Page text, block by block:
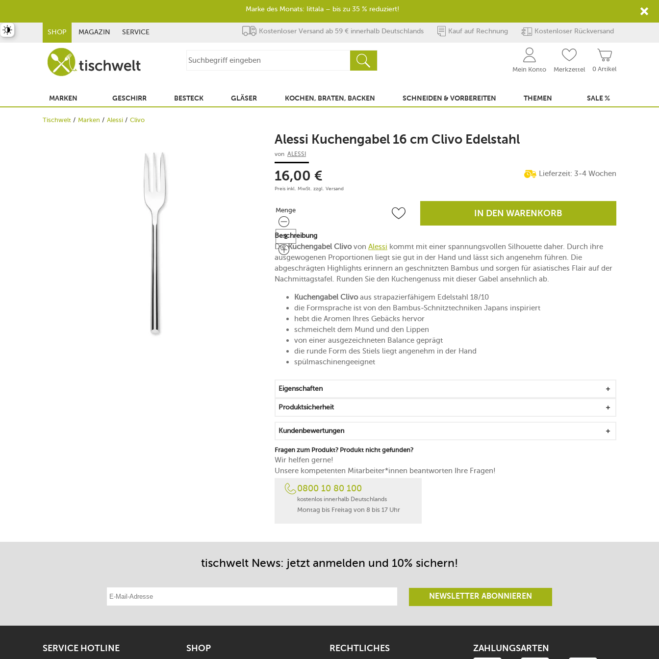
SHOP MAGAZIN SERVICE Kostenloser Versand ab 59 € innerhalb Deutschlands Kauf auf Rechnung Kostenloser Rückversand
0 Artikel
Mein Konto Merkzettel
MARKEN GESCHIRR BESTECK GLÄSER KOCHEN, BRATEN, BACKEN SCHNEIDEN & VORBEREITEN THEMEN SALE %
Tischwelt Marken Alessi Clivo
Alessi Kuchengabel 16 cm Clivo Edelstahl
von ALESSI
16,00 €
Preis inkl. MwSt. zzgl. Versand
Lieferzeit: 3-4 Wochen
Menge
Menge IN DEN WARENKORB
Beschreibung
DieKuchengabel Clivovon Alessi kommt mit einer spannungsvollen Silhouette daher. Durch ihre
ausgewogenen Proportionen liegt sie gut in der Hand und lässt sich angenehm führen. Die
abgeschrägten Highlights erinnern an geschnitzten Bambus und sorgen für asiatisches Flair auf der
Nachmittagstafel. Runden Sie den Kuchengenuss mit dieser Gabel ansehnlich ab.
Kuchengabel Clivoaus strapazierfähigem Edelstahl 18/10
die Formsprache ist von den Bambus-Schnitztechniken Japans inspiriert
hebt die Aromen Ihres Gebäcks hervor
schmeichelt dem Mund und den Lippen
von einer ausgezeichneten Balance geprägt
die runde Form des Stiels liegt angenehm in der Hand
spülmaschinengeeignet
Eigenschaften
Produktsicherheit
Kundenbewertungen
Fragen zum Produkt? Produkt nicht gefunden?
Wir helfen gerne!
Unsere kompetenten Mitarbeiter*innen beantworten Ihre Fragen!
0800 10 80 100
kostenlos innerhalb Deutschlands
Montag bis Freitag von 8 bis 17 Uhr
tischwelt News: jetzt anmelden und 10% sichern!
E-Mail-Adresse eintragen
NEWSLETTER ABONNIEREN
SERVICE HOTLINE SHOP RECHTLICHES ZAHLUNGSARTEN
umschalten
Marke des Monats: Iittala – bis zu 35 % reduziert!